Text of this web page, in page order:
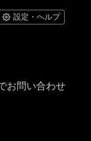
設定・ヘルプ
お問い合わせ